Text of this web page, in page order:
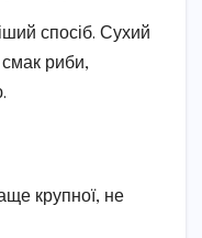
спосіб. Сухий
риби,
крупної, не